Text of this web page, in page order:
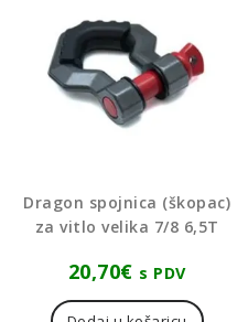
Dragon spojnica (škopac)
za vitlo velika 7/8 6,5T
20,70€ s PDV